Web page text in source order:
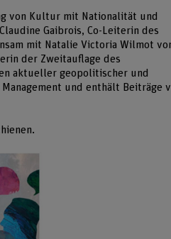
von Kultur mit Nationalität und
Gaibrois, Co-Leiterin des
mit Natalie Victoria Wilmot
der Zweitauflage des
aktueller geopolitischer und
und enthält Beiträge